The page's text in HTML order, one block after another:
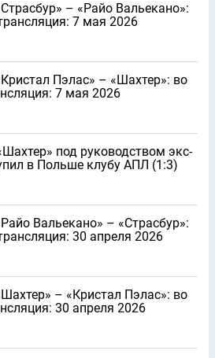
– «Райо Вальекано»:
7 мая 2026
Пэлас» – «Шахтер»: во
7 мая 2026
под руководством экс-
в Польше клубу АПЛ (1:3)
Вальекано» – «Страсбур»:
30 апреля 2026
– «Кристал Пэлас»: во
30 апреля 2026